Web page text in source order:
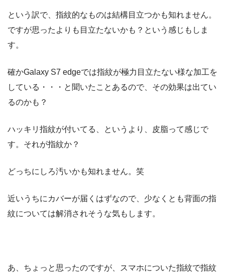
という訳で、指紋的なものは結構目立つかも知れません。
ですが思ったよりも目立たないかも？という感じもしま
す。
確かGalaxy S7 edgeでは指紋が極力目立たない様な加工を
している・・・と聞いたことあるので、その効果は出てい
るのかも？
ハッキリ指紋が付いてる、というより、皮脂って感じで
す。それが指紋か？
どっちにしろ汚いかも知れません。笑
近いうちにカバーが届くはずなので、少なくとも背面の指
紋については解消されそうな気もします。
あ、ちょっと思ったのですが、スマホについた指紋で指紋